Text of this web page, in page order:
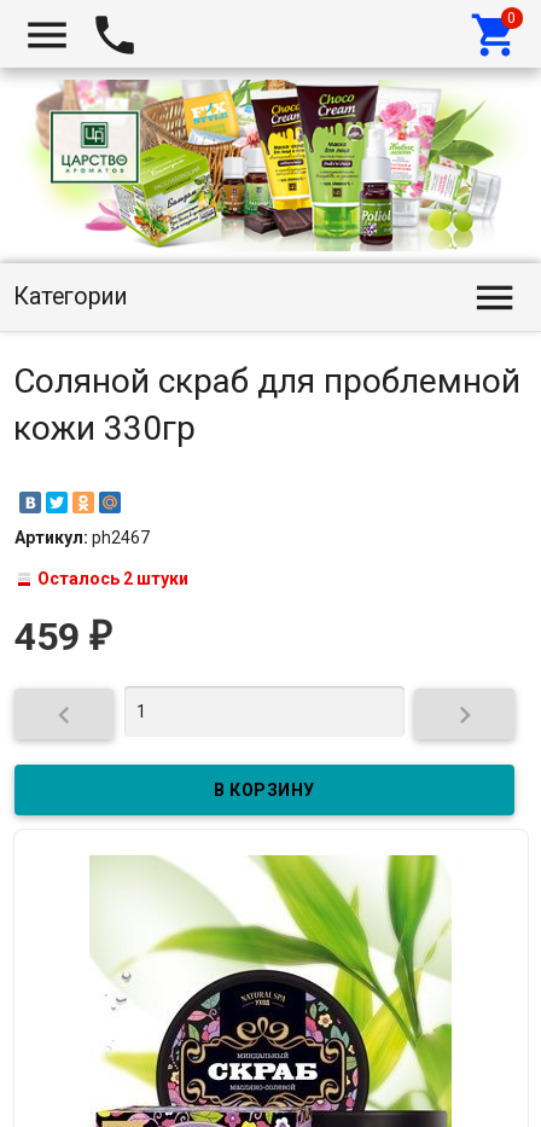
  
Категории 
Соляной скраб для проблемной
кожи 330гр
Артикул: ph2467
Осталось 2 штуки
459 ₽
 